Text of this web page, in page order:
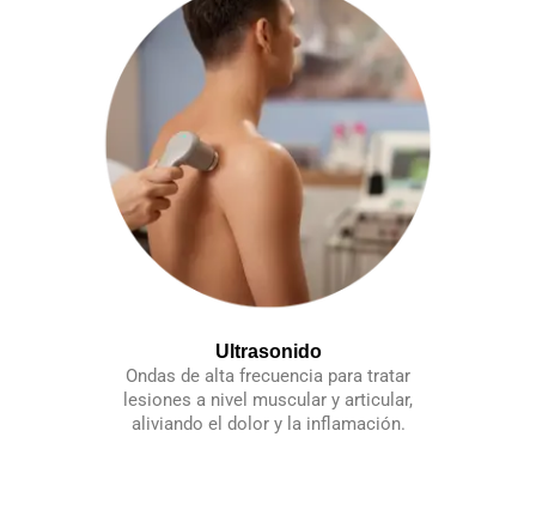
Ultrasonido
Ondas de alta frecuencia para tratar
lesiones a nivel muscular y articular,
aliviando el dolor y la inflamación.